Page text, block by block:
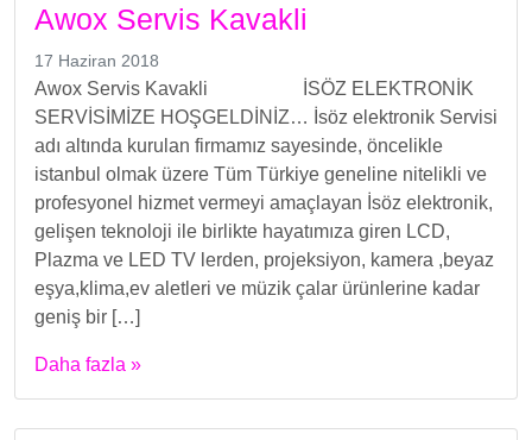
Awox Servis Kavakli
17 Haziran 2018
Awox Servis Kavakli İSÖZ ELEKTRONİK
SERVİSİMİZE HOŞGELDİNİZ… İsöz elektronik Servisi
adı altında kurulan firmamız sayesinde, öncelikle
istanbul olmak üzere Tüm Türkiye geneline nitelikli ve
profesyonel hizmet vermeyi amaçlayan İsöz elektronik,
gelişen teknoloji ile birlikte hayatımıza giren LCD,
Plazma ve LED TV lerden, projeksiyon, kamera ,beyaz
eşya,klima,ev aletleri ve müzik çalar ürünlerine kadar
geniş bir […]
Daha fazla »